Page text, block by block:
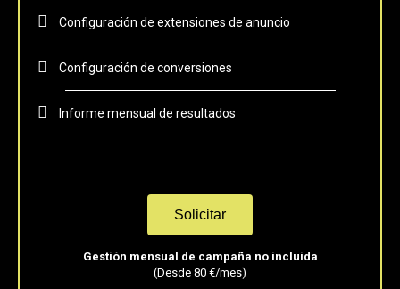
Configuración de extensiones de anuncio
Configuración de conversiones
Informe mensual de resultados
Solicitar
Gestión mensual de campaña no incluida
(Desde 80 €/mes)